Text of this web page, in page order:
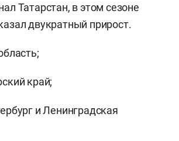
Татарстан, в этом сезоне
двукратный прирост.
край;
и Ленинградская